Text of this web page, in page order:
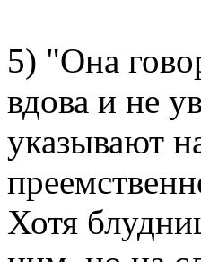
5) "Она
вдова и не
указывают
Хотя